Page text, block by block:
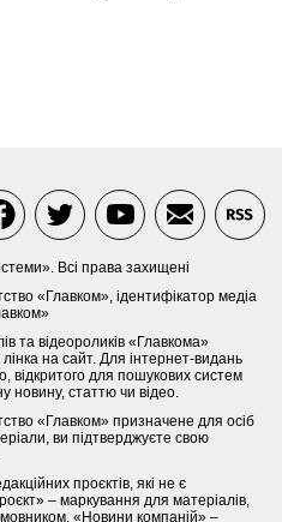
Всі права захищені
«Главком», ідентифікатор медіа
та відеороликів «Главкома»
на сайт. Для інтернет-видань
відкритого для пошукових систем
новину, статтю чи відео.
«Главком» призначене для осіб
ви підтверджуєте свою
проєктів, які не є
– маркування для матеріалів,
«Новини компаній» –